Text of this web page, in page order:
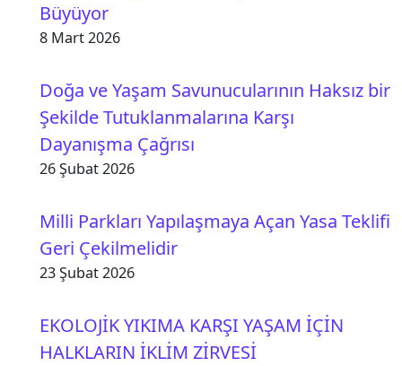
Büyüyor
8 Mart 2026
Doğa ve Yaşam Savunucularının Haksız bir
Şekilde Tutuklanmalarına Karşı
Dayanışma Çağrısı
26 Şubat 2026
Milli Parkları Yapılaşmaya Açan Yasa Teklifi
Geri Çekilmelidir
23 Şubat 2026
EKOLOJİK YIKIMA KARŞI YAŞAM İÇİN
HALKLARIN İKLİM ZİRVESİ